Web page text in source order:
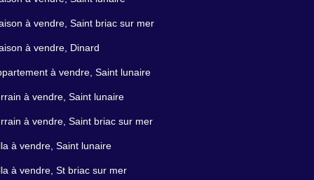
à vendre, Saint briac sur mer
à vendre, Dinard
à vendre, Saint lunaire
à vendre, Saint lunaire
à vendre, Saint briac sur mer
à vendre, Saint lunaire
à vendre, St briac sur mer